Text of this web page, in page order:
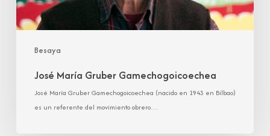
Besaya
José María Gruber Gamechogoicoechea
José María Gruber Gamechogoicoechea (nacido en 1943 en Bilbao)
es un referente del movimiento obrero…